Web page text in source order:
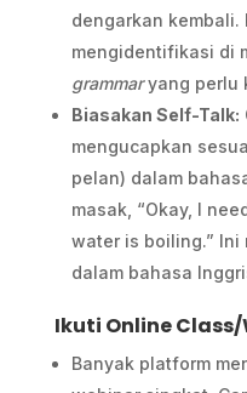
dengarkan kembali.
mengidentifikasi di
grammaryang perlu
Biasakan Self-Talk:
mengucapkan
pelan) dalam
masak, “Okay, I
water is boiling.”
dalam bahasa
Ikuti Online
Banyak platform